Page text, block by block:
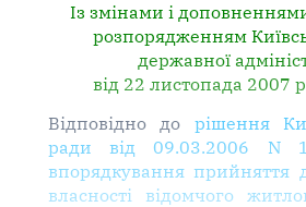
Із змінами і
розпорядженням
державної
від 22 листопада 2007
Відповідно до рішення
ради від 09.03.2006 N
впорядкування прийняття
власності відомчого